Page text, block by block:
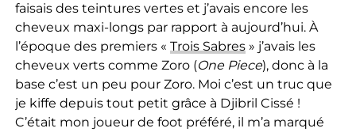
faisais des teintures vertes et j’avais encore les
cheveux maxi-longs par rapport à aujourd’hui. À
l’époque des premiers « Trois Sabres» j’avais les
cheveux verts comme Zoro (One Piece), donc à la
base c’est un peu pour Zoro. Moi c’est un truc que
je kiffe depuis tout petit grâce à Djibril Cissé !
C’était mon joueur de foot préféré, il m’a marqué